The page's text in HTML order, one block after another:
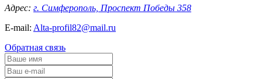
Адрес: г. Симферополь, Проспект Победы 358
E-mail: Alta-profil82@mail.ru
Обратная связь